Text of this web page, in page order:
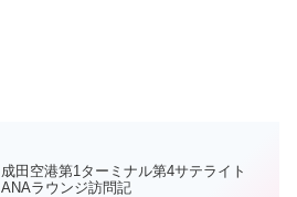
成田空港第1ターミナル第4サテライト
ANAラウンジ訪問記